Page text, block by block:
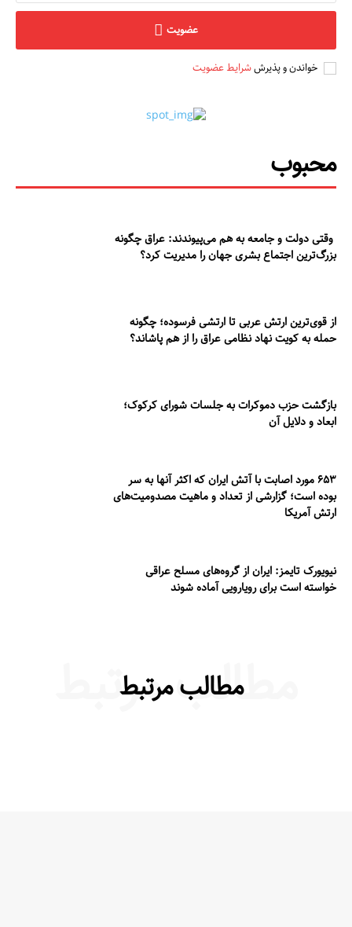
عضویت
خواندن و پذیرششرایط عضویت
محبوب
وقتی دولت و جامعه به هم می‌پیوندند: عراق چگونه
بزرگ‌ترین اجتماع بشری جهان را مدیریت کرد؟
از قوی‌ترین ارتش عربی تا ارتشی فرسوده؛ چگونه
حمله به کویت نهاد نظامی عراق را از هم پاشاند؟
بازگشت حزب دموکرات به جلسات شورای کرکوک؛
ابعاد و دلایل آن
۶۵۳ مورد اصابت با آتش ایران که اکثر آنها به سر
بوده است؛ گزارشی از تعداد و ماهیت مصدومیت‌های
ارتش آمریکا
نیویورک تایمز: ایران از گروه‌های مسلح عراقی
خواسته است برای رویارویی آماده شوند
مطالب مرتبط
مطالب مرتبط